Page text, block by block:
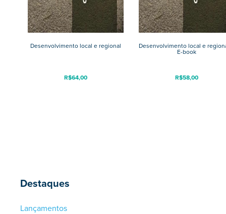
Destaques
Lançamentos
Desenvolvimento local e regional
R$64,00
Desenvolvimento local e
E-book
R$58,00